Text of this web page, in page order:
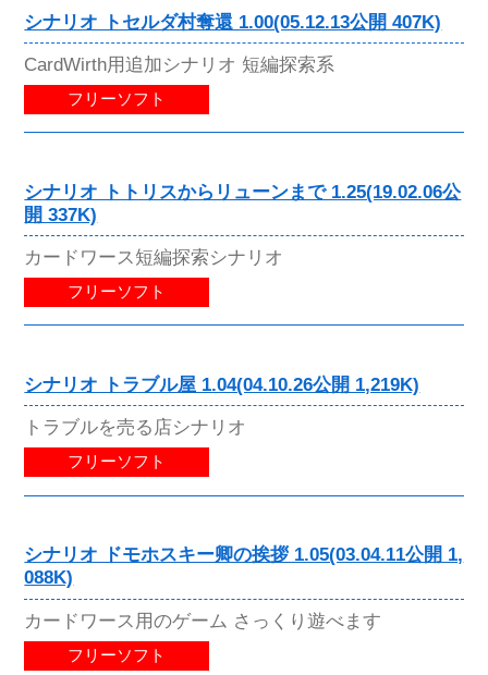
シナリオ トセルダ村奪還 1.00(05.12.13公開 407K)
CardWirth用追加シナリオ 短編探索系
フリーソフト
シナリオ トトリスからリューンまで 1.25(19.02.06公
開 337K)
カードワース短編探索シナリオ
フリーソフト
シナリオ トラブル屋 1.04(04.10.26公開 1,219K)
トラブルを売る店シナリオ
フリーソフト
シナリオ ドモホスキー卿の挨拶 1.05(03.04.11公開 1,
088K)
カードワース用のゲーム さっくり遊べます
フリーソフト